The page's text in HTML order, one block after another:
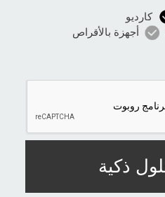
كارديو
أجهزة بالأقراص